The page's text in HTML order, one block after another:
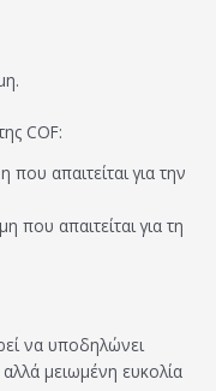
COF:
απαιτείται για την
που απαιτείται για τη
να υποδηλώνει
μειωμένη ευκολία